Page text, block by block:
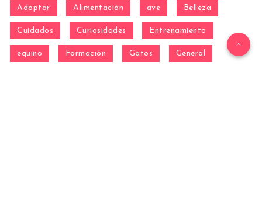
Adoptar Alimentación ave Belleza
Cuidados Curiosidades Entrenamiento
equino Formación Gatos General